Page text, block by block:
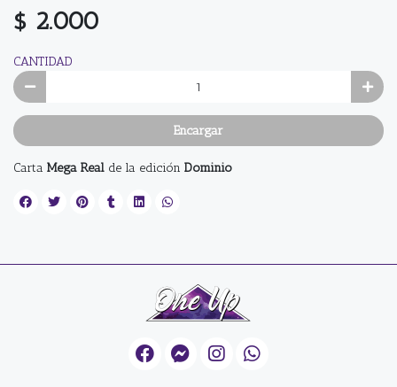
$ 2.000
CANTIDAD
Encargar
Carta Mega Real de la edición Dominio